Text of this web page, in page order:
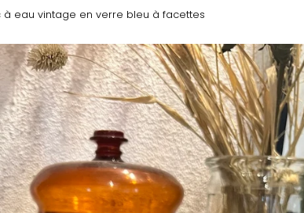
à eau vintage en verre bleu à facettes